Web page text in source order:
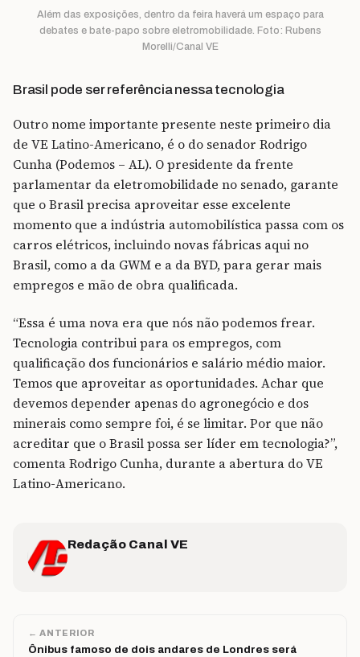
Além das exposições, dentro da feira haverá um espaço para
debates e bate-papo sobre eletromobilidade. Foto: Rubens
Morelli/Canal VE
Brasil pode ser referência nessa tecnologia
Outro nome importante presente neste primeiro dia
de VE Latino-Americano, é o do senador Rodrigo
Cunha (Podemos – AL). O presidente da frente
parlamentar da eletromobilidade no senado, garante
que o Brasil precisa aproveitar esse excelente
momento que a indústria automobilística passa com os
carros elétricos, incluindo novas fábricas aqui no
Brasil, como a da GWM e a da BYD, para gerar mais
empregos e mão de obra qualificada.
“Essa é uma nova era que nós não podemos frear.
Tecnologia contribui para os empregos, com
qualificação dos funcionários e salário médio maior.
Temos que aproveitar as oportunidades. Achar que
devemos depender apenas do agronegócio e dos
minerais como sempre foi, é se limitar. Por que não
acreditar que o Brasil possa ser líder em tecnologia?”,
comenta Rodrigo Cunha, durante a abertura do VE
Latino-Americano.
Redação Canal VE
← ANTERIOR
Ônibus famoso de dois andares de Londres será